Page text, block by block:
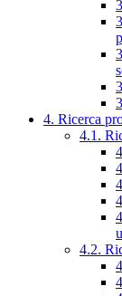
4. Ricerca
4.1.
4.2.